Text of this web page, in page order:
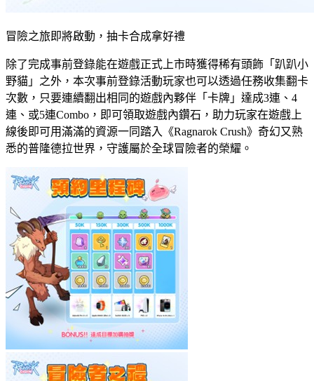
冒險之旅即將啟動，抽卡合成拿好禮
除了完成事前登錄能在遊戲正式上市時獲得稀有頭飾「趴趴小
野貓」之外，本次事前登錄活動玩家也可以透過任務收集翻卡
次數，只要連續翻出相同的遊戲內夥伴「卡牌」達成3連、4
連、或5連Combo，即可領取遊戲內鑽石，助力玩家在遊戲上
線後即可用滿滿的資源一同踏入《Ragnarok Crush》奇幻又熟
悉的普隆德拉世界，守護屬於全球冒險者的榮耀。